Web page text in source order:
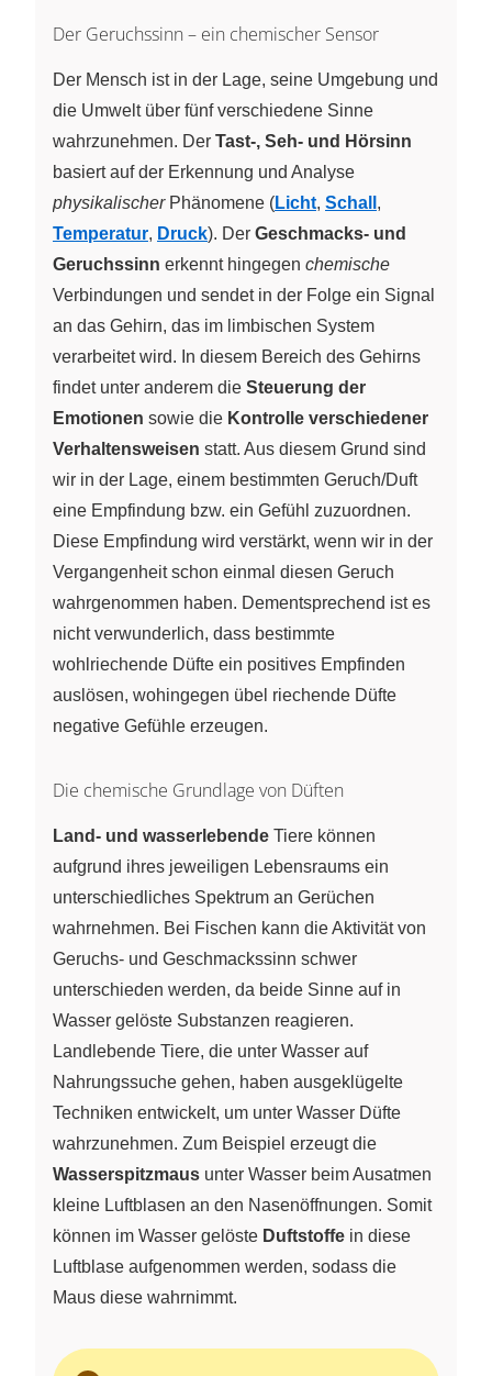
Der Geruchssinn – ein chemischer Sensor
Der Mensch ist in der Lage, seine Umgebung und
die Umwelt über fünf verschiedene Sinne
wahrzunehmen. Der Tast-, Seh- und Hörsinn
basiert auf der Erkennung und Analyse
physikalischerPhänomene (Licht, Schall ,
Temperatur, Druck). Der Geschmacks- und
Geruchssinn erkennt hingegen chemische
Verbindungen und sendet in der Folge ein Signal
an das Gehirn, das im limbischen System
verarbeitet wird. In diesem Bereich des Gehirns
findet unter anderem die Steuerung der
Emotionen sowie die Kontrolle verschiedener
Verhaltensweisen statt. Aus diesem Grund sind
wir in der Lage, einem bestimmten Geruch/Duft
eine Empfindung bzw. ein Gefühl zuzuordnen.
Diese Empfindung wird verstärkt, wenn wir in der
Vergangenheit schon einmal diesen Geruch
wahrgenommen haben. Dementsprechend ist es
nicht verwunderlich, dass bestimmte
wohlriechende Düfte ein positives Empfinden
auslösen, wohingegen übel riechende Düfte
negative Gefühle erzeugen.
Die chemische Grundlage von Düften
Land- und wasserlebende Tiere können
aufgrund ihres jeweiligen Lebensraums ein
unterschiedliches Spektrum an Gerüchen
wahrnehmen. Bei Fischen kann die Aktivität von
Geruchs- und Geschmackssinn schwer
unterschieden werden, da beide Sinne auf in
Wasser gelöste Substanzen reagieren.
Landlebende Tiere, die unter Wasser auf
Nahrungssuche gehen, haben ausgeklügelte
Techniken entwickelt, um unter Wasser Düfte
wahrzunehmen. Zum Beispiel erzeugt die
Wasserspitzmaus unter Wasser beim Ausatmen
kleine Luftblasen an den Nasenöffnungen. Somit
können im Wasser gelöste Duftstoffe in diese
Luftblase aufgenommen werden, sodass die
Maus diese wahrnimmt.